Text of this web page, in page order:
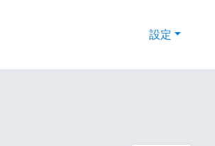
設定